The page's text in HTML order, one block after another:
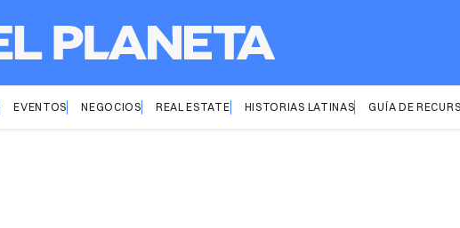
EVENTOS NEGOCIOS REAL ESTATE HISTORIAS LATINAS GUÍA DE